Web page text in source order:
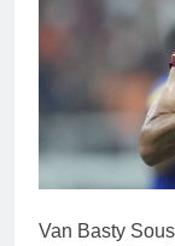
Van Basty